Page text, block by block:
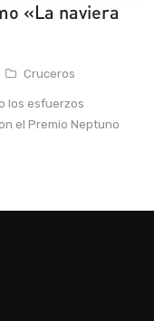
«La naviera
Cruceros
los esfuerzos
el Premio Neptuno